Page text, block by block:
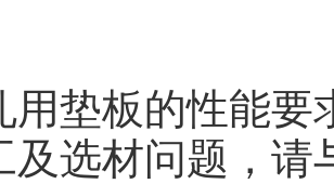
板的性能要
及选材问题，请